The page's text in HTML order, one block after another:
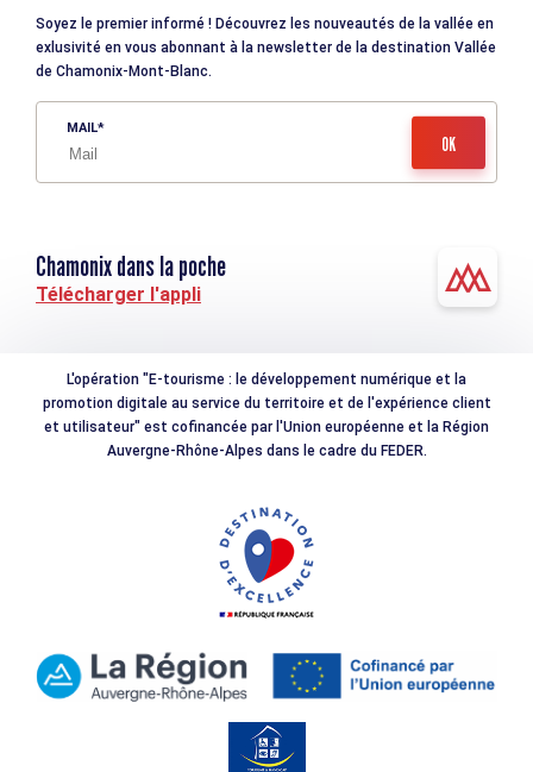
Soyez le premier informé ! Découvrez les nouveautés de la vallée en
exlusivité en vous abonnant à la newsletter de la destination Vallée
de Chamonix-Mont-Blanc.
MAIL
Chamonix dans la poche
Télécharger l'appli
L'opération "E-tourisme : le développement numérique et la
promotion digitale au service du territoire et de l'expérience client
et utilisateur" est cofinancée par l'Union européenne et la Région
Auvergne-Rhône-Alpes dans le cadre du FEDER.